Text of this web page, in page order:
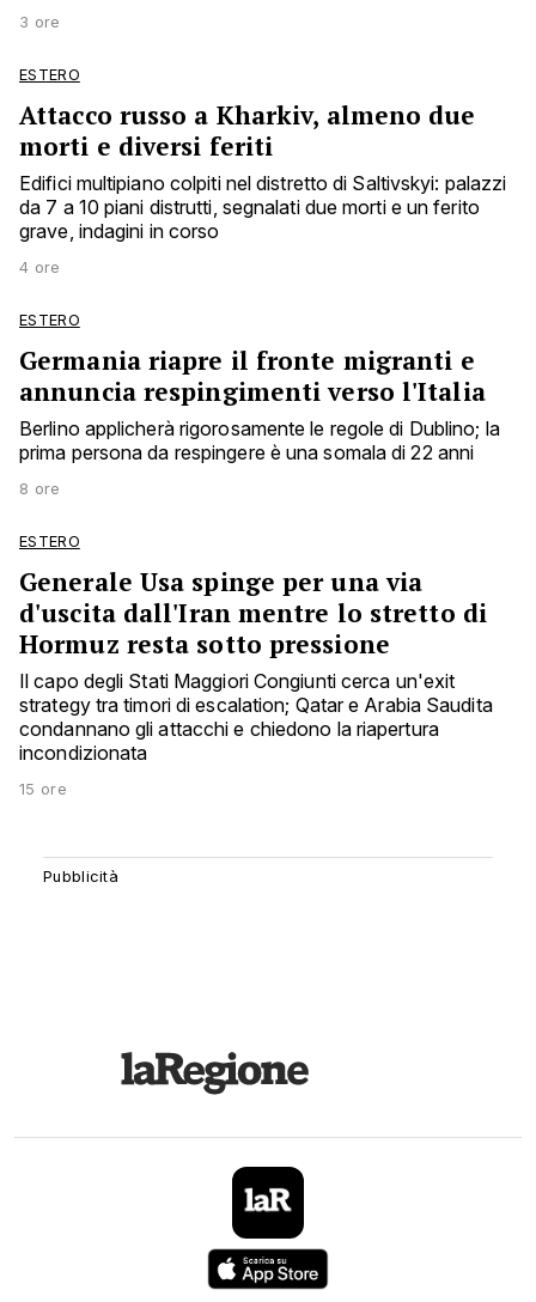
3 ore
ESTERO
Attacco russo a Kharkiv, almeno due
morti e diversi feriti
Edifici multipiano colpiti nel distretto di Saltivskyi: palazzi
da 7 a 10 piani distrutti, segnalati due morti e un ferito
grave, indagini in corso
4 ore
ESTERO
Germania riapre il fronte migranti e
annuncia respingimenti verso l'Italia
Berlino applicherà rigorosamente le regole di Dublino; la
prima persona da respingere è una somala di 22 anni
8 ore
ESTERO
Generale Usa spinge per una via
d'uscita dall'Iran mentre lo stretto di
Hormuz resta sotto pressione
Il capo degli Stati Maggiori Congiunti cerca un'exit
strategy tra timori di escalation; Qatar e Arabia Saudita
condannano gli attacchi e chiedono la riapertura
incondizionata
15 ore